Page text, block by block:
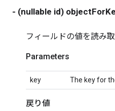
- (nullable id)
フィールドの値を読み取
Parameters
key The key for
戻り値